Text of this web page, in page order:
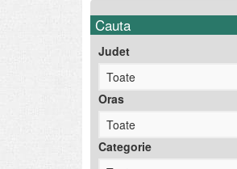
Cauta
Judet
Oras
Categorie